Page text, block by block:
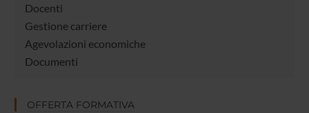
Docenti
Gestione carriere
Agevolazioni economiche
Documenti
OFFERTA FORMATIVA